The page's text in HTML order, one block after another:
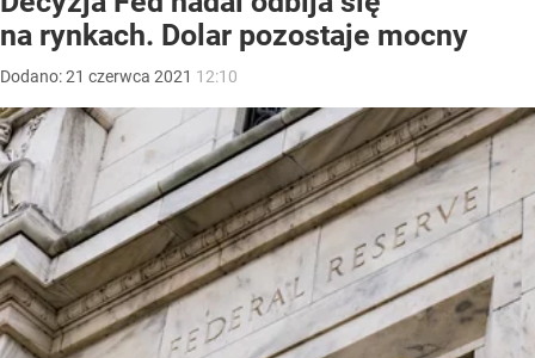
na rynkach. Dolar pozostaje mocny
Dodano:21 czerwca 2021 12:10